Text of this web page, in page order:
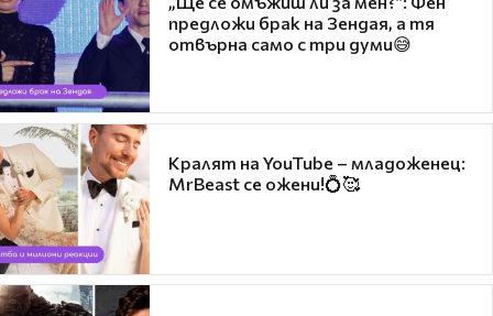
предложи брак на Зендая, а тя
отвърна само с три думи😅
Кралят на YouTube – младоженец:
MrBeast се ожени!💍🥰